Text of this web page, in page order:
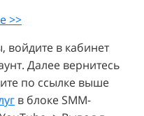
>>
войдите в кабинет
Далее вернитесь
по ссылке выше
в блоке SMM-